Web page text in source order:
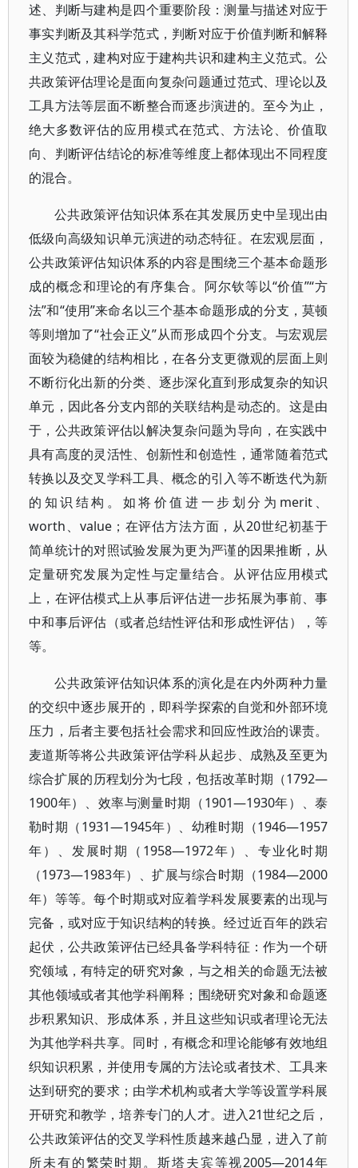
述、判断与建构是四个重要阶段：测量与描述对应于
事实判断及其科学范式，判断对应于价值判断和解释
主义范式，建构对应于建构共识和建构主义范式。公
共政策评估理论是面向复杂问题通过范式、理论以及
工具方法等层面不断整合而逐步演进的。至今为止，
绝大多数评估的应用模式在范式、方法论、价值取
向、判断评估结论的标准等维度上都体现出不同程度
的混合。
公共政策评估知识体系在其发展历史中呈现出由
低级向高级知识单元演进的动态特征。在宏观层面，
公共政策评估知识体系的内容是围绕三个基本命题形
成的概念和理论的有序集合。阿尔钦等以“价值”“方
法”和“使用”来命名以三个基本命题形成的分支，莫顿
等则增加了“社会正义”从而形成四个分支。与宏观层
面较为稳健的结构相比，在各分支更微观的层面上则
不断衍化出新的分类、逐步深化直到形成复杂的知识
单元，因此各分支内部的关联结构是动态的。这是由
于，公共政策评估以解决复杂问题为导向，在实践中
具有高度的灵活性、创新性和创造性，通常随着范式
转换以及交叉学科工具、概念的引入等不断迭代为新
的知识结构。如将价值进一步划分为merit、
worth、value；在评估方法方面，从20世纪初基于
简单统计的对照试验发展为更为严谨的因果推断，从
定量研究发展为定性与定量结合。从评估应用模式
上，在评估模式上从事后评估进一步拓展为事前、事
中和事后评估（或者总结性评估和形成性评估），等
等。
公共政策评估知识体系的演化是在内外两种力量
的交织中逐步展开的，即科学探索的自觉和外部环境
压力，后者主要包括社会需求和回应性政治的课责。
麦道斯等将公共政策评估学科从起步、成熟及至更为
综合扩展的历程划分为七段，包括改革时期（1792—
1900年）、效率与测量时期（1901—1930年）、泰
勒时期（1931—1945年）、幼稚时期（1946—1957
年）、发展时期（1958—1972年）、专业化时期
（1973—1983年）、扩展与综合时期（1984—2000
年）等等。每个时期或对应着学科发展要素的出现与
完备，或对应于知识结构的转换。经过近百年的跌宕
起伏，公共政策评估已经具备学科特征：作为一个研
究领域，有特定的研究对象，与之相关的命题无法被
其他领域或者其他学科阐释；围绕研究对象和命题逐
步积累知识、形成体系，并且这些知识或者理论无法
为其他学科共享。同时，有概念和理论能够有效地组
织知识积累，并使用专属的方法论或者技术、工具来
达到研究的要求；由学术机构或者大学等设置学科展
开研究和教学，培养专门的人才。进入21世纪之后，
公共政策评估的交叉学科性质越来越凸显，进入了前
所未有的繁荣时期。斯塔夫宾等视2005—2014年